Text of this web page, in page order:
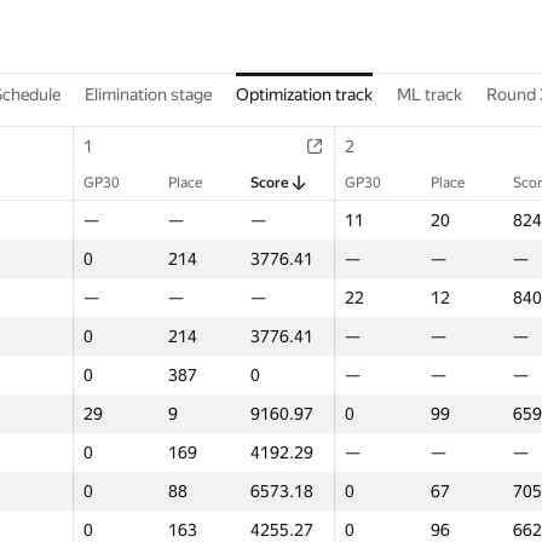
Elimination stage Optimization track ML track Round
1 2
GP30 Place Score GP30 Place
— — — 11 20
0
214 3776.41 — —
—
—
— — 22 12
0
214 3776.41 — —
—
0
387 0 — —
—
29
9 9160.97 0 99
0
169 4192.29 — —
—
0
88 6573.18 0 67
0
163 4255.27 0 96